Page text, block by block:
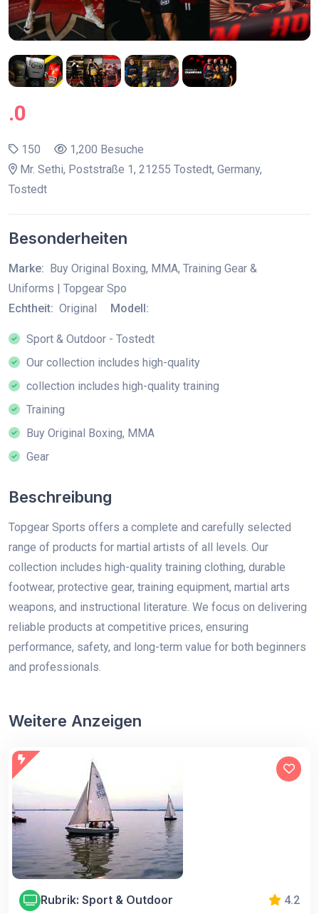
.0
150
1,200 Besuche
Mr. Sethi, Poststraße 1, 21255 Tostedt, Germany,
Tostedt
Besonderheiten
Marke: Buy Original Boxing, MMA, Training Gear &
Uniforms | Topgear Spo
Echtheit: Original Modell:
Sport & Outdoor - Tostedt
Our collection includes high-quality
collection includes high-quality training
Training
Buy Original Boxing, MMA
Gear
Beschreibung
Topgear Sports offers a complete and carefully selected
range of products for martial artists of all levels. Our
collection includes high-quality training clothing, durable
footwear, protective gear, training equipment, martial arts
weapons, and instructional literature. We focus on delivering
reliable products at competitive prices, ensuring
performance, safety, and long-term value for both beginners
and professionals.
Weitere Anzeigen
Rubrik: Sport & Outdoor 4.2